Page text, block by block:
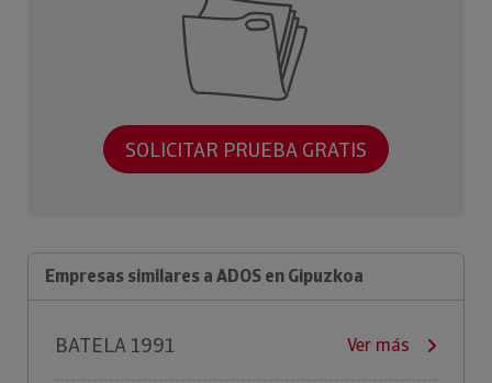
SOLICITAR PRUEBA GRATIS
Empresas similares a ADOS en Gipuzkoa
BATELA 1991 Ver más